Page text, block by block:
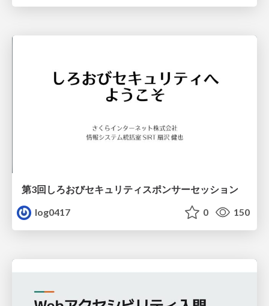
第3回しろおびセキュリティスポンサーセッション
log0417
0 150